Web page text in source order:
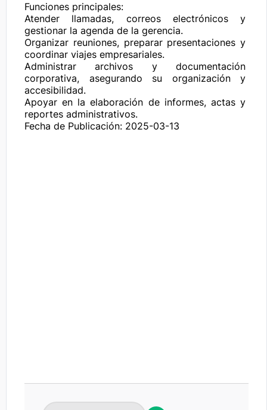
Funciones principales:
Atender llamadas, correos electrónicos y
gestionar la agenda de la gerencia.
Organizar reuniones, preparar presentaciones y
coordinar viajes empresariales.
Administrar archivos y documentación
corporativa, asegurando su organización y
accesibilidad.
Apoyar en la elaboración de informes, actas y
reportes administrativos.
Fecha de Publicación: 2025-03-13